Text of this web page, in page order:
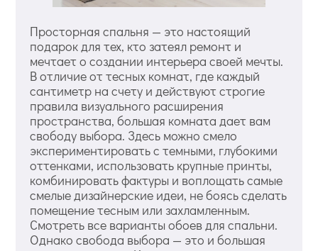
Просторная спальня — это настоящий
подарок для тех, кто затеял ремонт и
мечтает о создании интерьера своей мечты.
В отличие от тесных комнат, где каждый
сантиметр на счету и действуют строгие
правила визуального расширения
пространства, большая комната дает вам
свободу выбора. Здесь можно смело
экспериментировать с темными, глубокими
оттенками, использовать крупные принты,
комбинировать фактуры и воплощать самые
смелые дизайнерские идеи, не боясь сделать
помещение тесным или захламленным.
Смотреть все варианты обоев для спальни.
Однако свобода выбора — это и большая